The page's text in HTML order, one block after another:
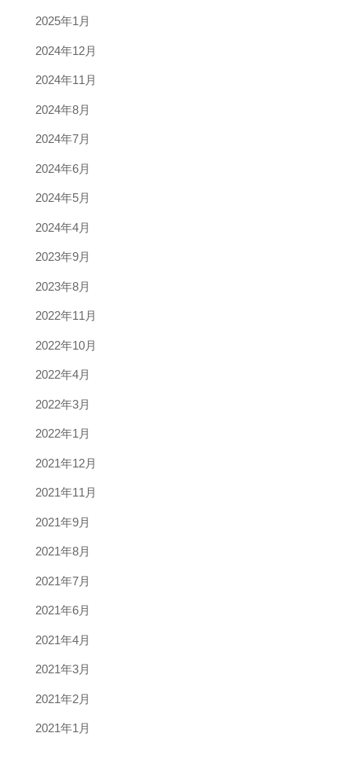
2025年1月
2024年12月
2024年11月
2024年8月
2024年7月
2024年6月
2024年5月
2024年4月
2023年9月
2023年8月
2022年11月
2022年10月
2022年4月
2022年3月
2022年1月
2021年12月
2021年11月
2021年9月
2021年8月
2021年7月
2021年6月
2021年4月
2021年3月
2021年2月
2021年1月